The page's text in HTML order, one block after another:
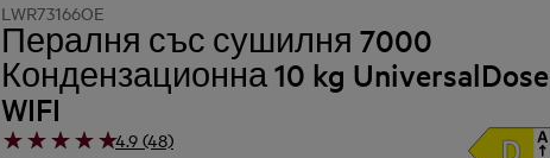
LWR73166OE
Пералня със сушилня 7000
Кондензационна 10 kg UniversalDose
WIFI
4.9 (48)